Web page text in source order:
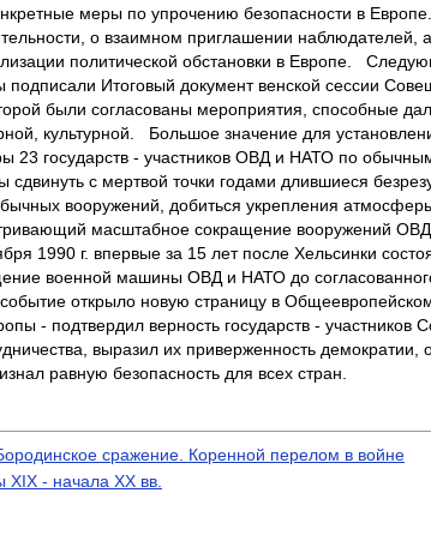
меры по упрочению безопасности в
о взаимном приглашении
политической обстановки в Европе.
Итоговый документ венской сессии
были согласованы мероприятия, способные
культурной. Большое значение для
23 государств - участников ОВД и НАТО по
сдвинуть с мертвой точки годами длившиеся
вооружений, добиться укрепления
масштабное сокращение вооружений
1990 г. впервые за 15 лет после Хельсинки
военной машины ОВД и НАТО до
открыло новую страницу в
- подтвердил верность государств -
выразил их приверженность
равную безопасность для всех стран.
сражение. Коренной перелом в войне
XIX - начала XX вв.